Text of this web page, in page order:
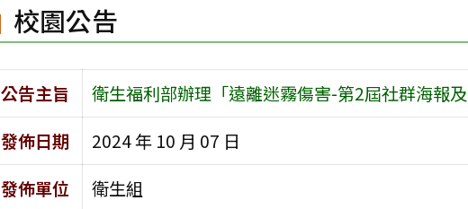
校園公告
公告主旨
衛生福利部辦理「遠離迷霧傷害-第2屆社群海報
發佈日期
2024 年 10 月 07 日
發佈單位
衛生組